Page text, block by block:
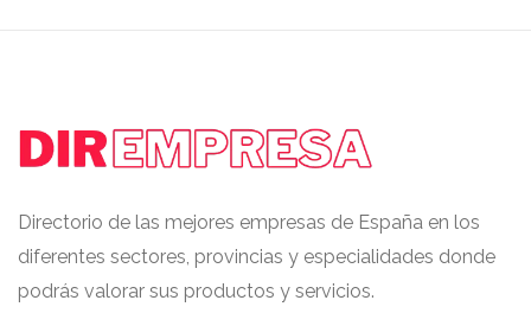
Directorio de las mejores empresas de España en los
diferentes sectores, provincias y especialidades donde
podrás valorar sus productos y servicios.